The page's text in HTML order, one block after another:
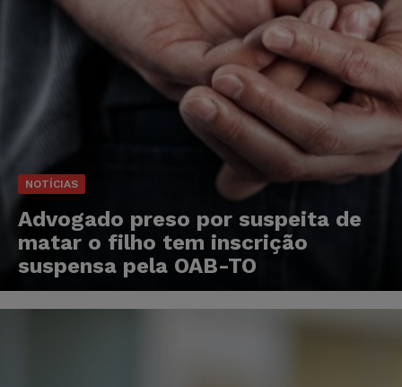
NOTÍCIAS
Advogado preso por suspeita de
matar o filho tem inscrição
suspensa pela OAB-TO